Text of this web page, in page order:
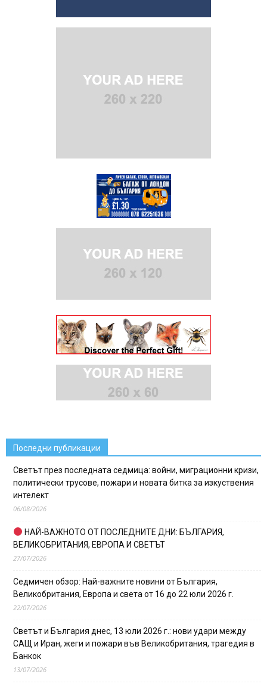
Последни публикации
Светът през последната седмица: войни, миграционни кризи,
политически трусове, пожари и новата битка за изкуствения
интелект
06/08/2026
НАЙ-ВАЖНОТО ОТ ПОСЛЕДНИТЕ ДНИ: БЪЛГАРИЯ,
ВЕЛИКОБРИТАНИЯ, ЕВРОПА И СВЕТЪТ
27/07/2026
Седмичен обзор: Най-важните новини от България,
Великобритания, Европа и света от 16 до 22 юли 2026 г.
22/07/2026
Светът и България днес, 13 юли 2026 г.: нови удари между
САЩ и Иран, жеги и пожари във Великобритания, трагедия в
Банкок
13/07/2026